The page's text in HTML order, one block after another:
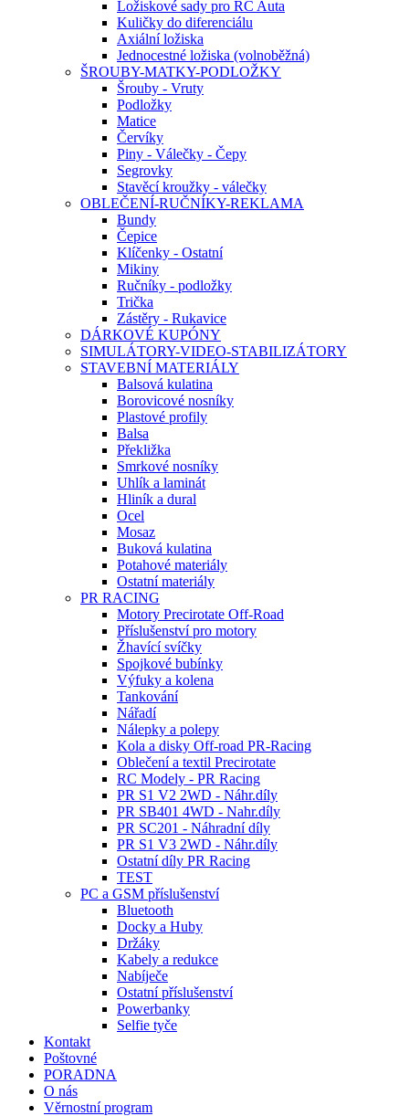
Ložiskové sady pro RC Auta
Kuličky do diferenciálu
Axiální ložiska
Jednocestné ložiska (volnoběžná)
ŠROUBY-MATKY-PODLOŽKY
Šrouby - Vruty
Podložky
Matice
Červíky
Piny - Válečky - Čepy
Segrovky
Stavěcí kroužky - válečky
OBLEČENÍ-RUČNÍKY-REKLAMA
Bundy
Čepice
Klíčenky - Ostatní
Mikiny
Ručníky - podložky
Trička
Zástěry - Rukavice
DÁRKOVÉ KUPÓNY
SIMULÁTORY-VIDEO-STABILIZÁTORY
STAVEBNÍ MATERIÁLY
Balsová kulatina
Borovicové nosníky
Plastové profily
Balsa
Překližka
Smrkové nosníky
Uhlík a laminát
Hliník a dural
Ocel
Mosaz
Buková kulatina
Potahové materiály
Ostatní materiály
PR RACING
Motory Precirotate Off-Road
Příslušenství pro motory
Žhavící svíčky
Spojkové bubínky
Výfuky a kolena
Tankování
Nářadí
Nálepky a polepy
Kola a disky Off-road PR-Racing
Oblečení a textil Precirotate
RC Modely - PR Racing
PR S1 V2 2WD - Náhr.díly
PR SB401 4WD - Nahr.díly
PR SC201 - Náhradní díly
PR S1 V3 2WD - Náhr.díly
Ostatní díly PR Racing
TEST
PC a GSM příslušenství
Bluetooth
Docky a Huby
Držáky
Kabely a redukce
Nabíječe
Ostatní příslušenství
Powerbanky
Selfie tyče
Kontakt
Poštovné
PORADNA
O nás
Věrnostní program